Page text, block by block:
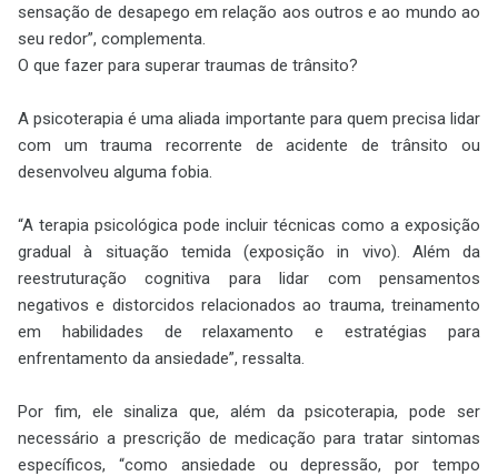
sensação de desapego em relação aos outros e ao mundo ao
seu redor”, complementa.
O que fazer para superar traumas de trânsito?
A psicoterapia é uma aliada importante para quem precisa lidar
com um trauma recorrente de acidente de trânsito ou
desenvolveu alguma fobia.
“A terapia psicológica pode incluir técnicas como a exposição
gradual à situação temida (exposição in vivo). Além da
reestruturação cognitiva para lidar com pensamentos
negativos e distorcidos relacionados ao trauma, treinamento
em habilidades de relaxamento e estratégias para
enfrentamento da ansiedade”, ressalta.
Por fim, ele sinaliza que, além da psicoterapia, pode ser
necessário a prescrição de medicação para tratar sintomas
específicos, “como ansiedade ou depressão, por tempo